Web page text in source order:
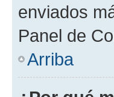
enviados
Panel de
Arriba